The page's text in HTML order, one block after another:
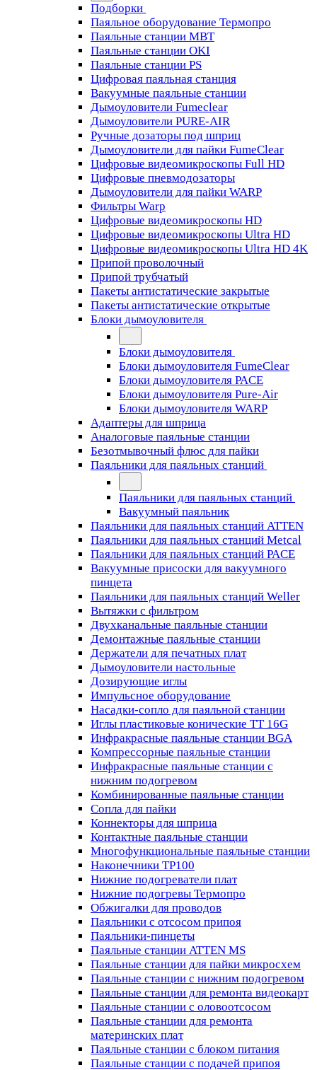
Подборки
Паяльное оборудование Термопро
Паяльные станции MBT
Паяльные станции OKI
Паяльные станции PS
Цифровая паяльная станция
Вакуумные паяльные станции
Дымоуловители Fumeclear
Дымоуловители PURE-AIR
Ручные дозаторы под шприц
Дымоуловители для пайки FumeClear
Цифровые видеомикроскопы Full HD
Цифровые пневмодозаторы
Дымоуловители для пайки WARP
Фильтры Warp
Цифровые видеомикроскопы HD
Цифровые видеомикроскопы Ultra HD
Цифровые видеомикроскопы Ultra HD 4K
Припой проволочный
Припой трубчатый
Пакеты антистатические закрытые
Пакеты антистатические открытые
Блоки дымоуловителя
Блоки дымоуловителя
Блоки дымоуловителя FumeClear
Блоки дымоуловителя PACE
Блоки дымоуловителя Pure-Air
Блоки дымоуловителя WARP
Адаптеры для шприца
Аналоговые паяльные станции
Безотмывочный флюс для пайки
Паяльники для паяльных станций
Паяльники для паяльных станций
Вакуумный паяльник
Паяльники для паяльных станций ATTEN
Паяльники для паяльных станций Metcal
Паяльники для паяльных станций PACE
Вакуумные присоски для вакуумного
пинцета
Паяльники для паяльных станций Weller
Вытяжки с фильтром
Двухканальные паяльные станции
Демонтажные паяльные станции
Держатели для печатных плат
Дымоуловители настольные
Дозирующие иглы
Импульсное оборудование
Насадки-сопло для паяльной станции
Иглы пластиковые конические TT 16G
Инфракрасные паяльные станции BGA
Компрессорные паяльные станции
Инфракрасные паяльные станции с
нижним подогревом
Комбинированные паяльные станции
Сопла для пайки
Коннекторы для шприца
Контактные паяльные станции
Многофункциональные паяльные станции
Наконечники TP100
Нижние подогреватели плат
Нижние подогревы Термопро
Обжигалки для проводов
Паяльники с отсосом припоя
Паяльники-пинцеты
Паяльные станции ATTEN MS
Паяльные станции для пайки микросхем
Паяльные станции с нижним подогревом
Паяльные станции для ремонта видеокарт
Паяльные станции с оловоотсосом
Паяльные станции для ремонта
материнских плат
Паяльные станции с блоком питания
Паяльные станции с подачей припоя